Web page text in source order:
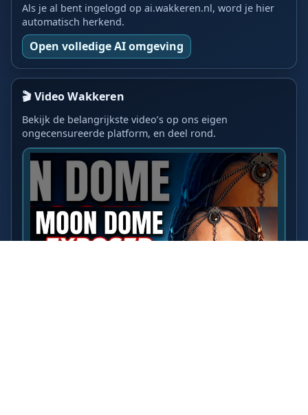
Als je al bent ingelogd op ai.wakkeren.nl, word je hier
automatisch herkend.
Open volledige AI omgeving
🎬 Video Wakkeren
Bekijk de belangrijkste video’s op ons eigen
ongecensureerde platform, en deel rond.